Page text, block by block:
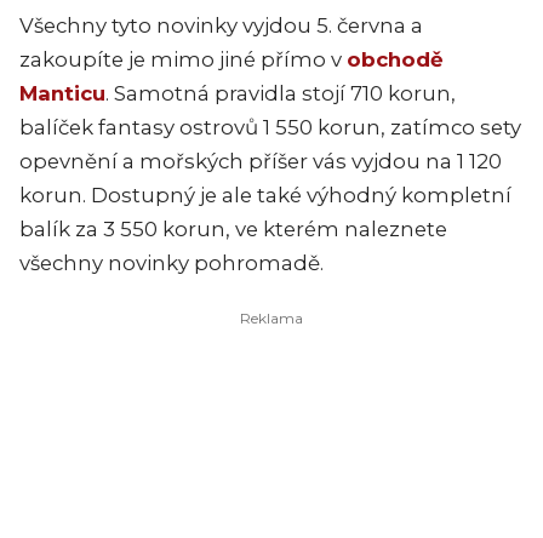
Všechny tyto novinky vyjdou 5. června a
zakoupíte je mimo jiné přímo v obchodě
Manticu. Samotná pravidla stojí 710 korun,
balíček fantasy ostrovů 1 550 korun, zatímco sety
opevnění a mořských příšer vás vyjdou na 1 120
korun. Dostupný je ale také výhodný kompletní
balík za 3 550 korun, ve kterém naleznete
všechny novinky pohromadě.